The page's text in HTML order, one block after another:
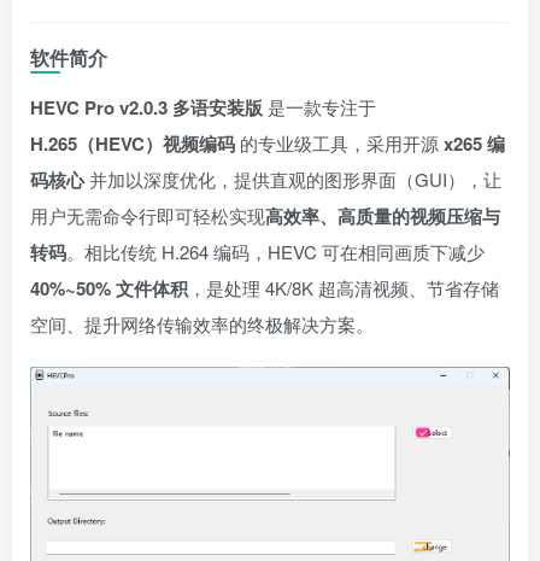
软件简介
HEVC Pro v2.0.3 多语安装版 是一款专注于
H.265（HEVC）视频编码 的专业级工具，采用开源x265 编
码核心并加以深度优化，提供直观的图形界面（GUI），让
用户无需命令行即可轻松实现高效率、高质量的视频压缩与
转码。相比传统 H.264 编码，HEVC 可在相同画质下减少
40%~50% 文件体积 ，是处理 4K/8K 超高清视频、节省存储
空间、提升网络传输效率的终极解决方案。